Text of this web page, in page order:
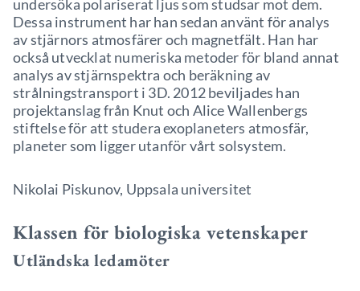
undersöka polariserat ljus som studsar mot dem.
Dessa instrument har han sedan använt för analys
av stjärnors atmosfärer och magnetfält. Han har
också utvecklat numeriska metoder för bland annat
analys av stjärnspektra och beräkning av
strålningstransport i 3D. 2012 beviljades han
projektanslag från Knut och Alice Wallenbergs
stiftelse för att studera exoplaneters atmosfär,
planeter som ligger utanför vårt solsystem.
Nikolai Piskunov, Uppsala universitet
Klassen för biologiska vetenskaper
Utländska ledamöter